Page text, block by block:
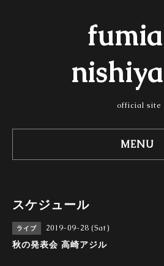
official site
MENU
スケジュール
ライブ 2019-09-28 (Sat)
秋の発表会 高崎アジル